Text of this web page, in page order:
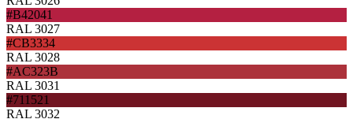
#B42041
RAL 3027
#CB3334
RAL 3028
#AC323B
RAL 3031
#711521
RAL 3032